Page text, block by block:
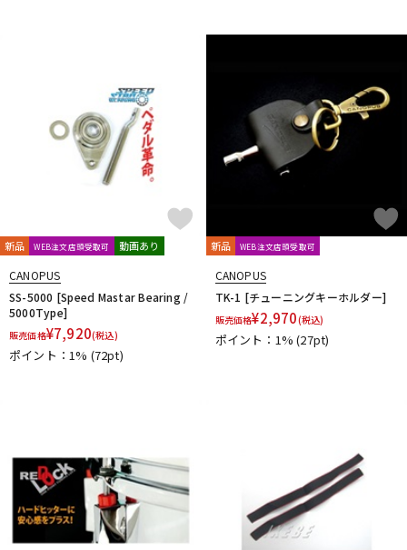
新品 WEB注文店頭受取可 動画あり
CANOPUS
SS-5000 [Speed Mastar Bearing /
5000Type]
販売価格¥7,920(税込)
ポイント：1% (72pt)
新品 WEB注文店頭受取可
CANOPUS
TK-1 [チューニングキーホルダー]
販売価格¥2,970(税込)
ポイント：1%(27pt)